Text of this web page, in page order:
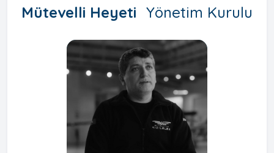
Mütevelli Heyeti Yönetim Kurulu